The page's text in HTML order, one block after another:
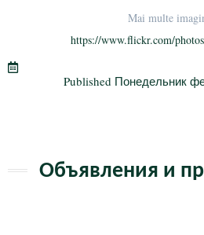
r a
m
ail
в
Mai multe
https://www.flickr.com/
Published Понедельник
Объявления и